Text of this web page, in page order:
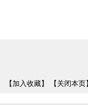
【加入收藏】 【关闭本页